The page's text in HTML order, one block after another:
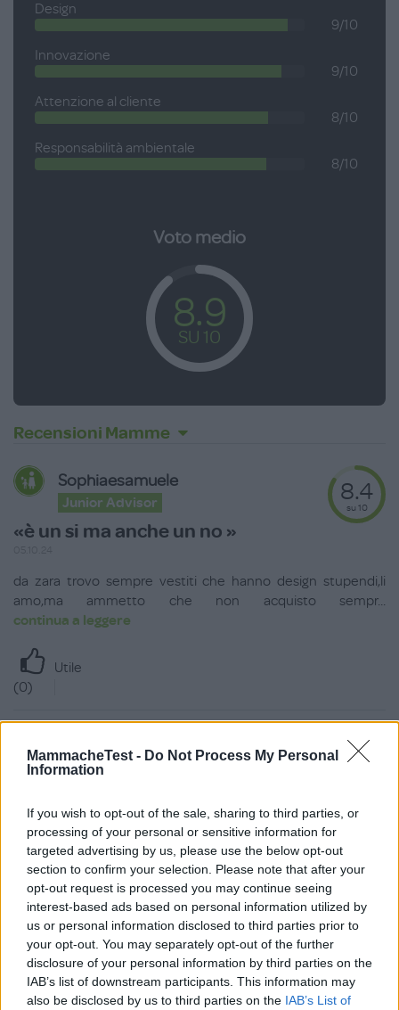
MammacheTest - Do Not Process My Personal
Information
If you wish to opt-out of the sale, sharing to third parties, or
processing of your personal or sensitive information for
targeted advertising by us, please use the below opt-out
section to confirm your selection. Please note that after your
opt-out request is processed you may continue seeing
interest-based ads based on personal information utilized by
us or personal information disclosed to third parties prior to
your opt-out. You may separately opt-out of the further
disclosure of your personal information by third parties on the
IAB’s list of downstream participants. This information may
also be disclosed by us to third parties on the IAB’s List of
Design
9/10
Innovazione
9/10
Attenzione al cliente
8/10
Responsabilità ambientale
8/10
Voto medio
8.9
SU 10
Recensioni Mamme
Sophiaesamuele
Junior Advisor
«è un si ma anche un no »
8.4
su 10
da zara trovo sempre vestiti che hanno design stupendi,li
amo,ma ammetto che non acquisto sempr...
continua a leggere
Utile
(0)
Senior Advisor
27.09.24
4.8
su 10
Catena di vestiti che offre collezioni stupende ma la
“sostanza”, ovvero il materiale con cui ...continua a leggere
Utile
)
Papoe
Senior Advisor 7.6
su 10